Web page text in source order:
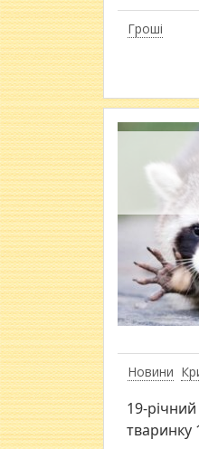
Гроші
Новини
19-
тваринку